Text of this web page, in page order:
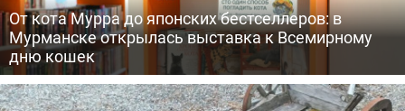
От кота Мурра до японских бестселлеров: в
Мурманске открылась выставка к Всемирному
дню кошек